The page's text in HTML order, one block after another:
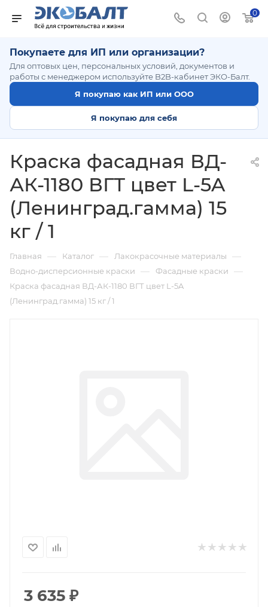
0
Покупаете для ИП или организации?
Для оптовых цен, персональных условий, документов и
работы с менеджером используйте B2B-кабинет ЭКО-Балт.
Я покупаю как ИП или ООО
Я покупаю для себя
Краска фасадная ВД-
АК-1180 ВГТ цвет L-5A
(Ленинград.гамма) 15
кг / 1
Главная — Каталог — Лакокрасочные материалы —
Водно-дисперсионные краски — Фасадные краски —
Краска фасадная ВД-АК-1180 ВГТ цвет L-5A
(Ленинград.гамма) 15 кг / 1
3 635 ₽